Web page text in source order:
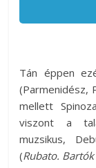
Tán éppen
(Parmenidész,
mellett
viszont a
muzsikus,
(Rubato.